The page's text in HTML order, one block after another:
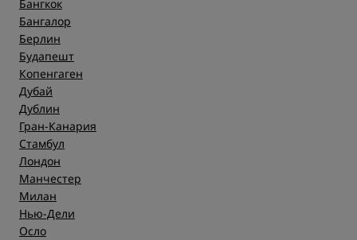
Бангкок
Бангалор
Берлин
Будапешт
Копенгаген
Дубай
Дублин
Гран-Канария
Стамбул
Лондон
Манчестер
Милан
Нью-Дели
Осло